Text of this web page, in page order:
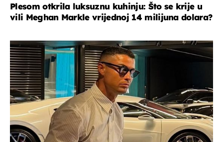
Plesom otkrila luksuznu kuhinju: Što se krije u
vili Meghan Markle vrijednoj 14 milijuna dolara?